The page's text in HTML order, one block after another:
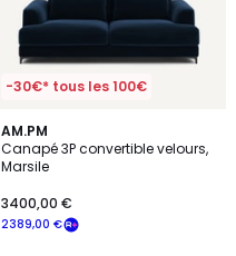
-30€* tous les 100€
AM.PM
Canapé 3P convertible velours,
Marsile
2389,00 €
3400,00 €
17
Couleurs